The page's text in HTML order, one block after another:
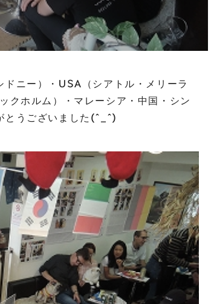
ニー）・USA（シアトル・メリーラ
クホルム）・マレーシア・中国・シン
とうございました(^_^)